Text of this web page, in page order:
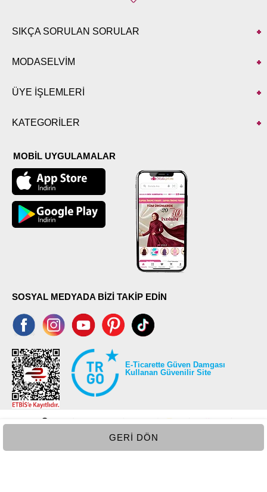
GERI DÖN
SIKÇA SORULAN SORULAR
MODASELVİM
ÜYE İŞLEMLERİ
KATEGORİLER
MOBİL UYGULAMALAR
SOSYAL MEDYADA BİZİ TAKİP EDİN
E-Ticarette Güven Damgası
Kullanan Güvenilir Site